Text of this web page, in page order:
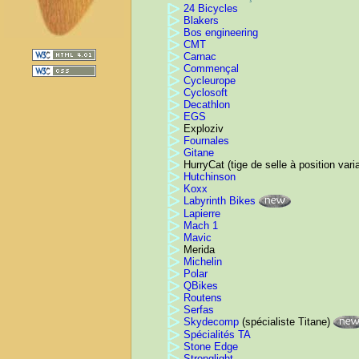
24 Bicycles
Blakers
Bos engineering
CMT
Carnac
Commençal
Cycleurope
Cyclosoft
Decathlon
EGS
Exploziv
Fournales
Gitane
HurryCat (tige de selle à position
Hutchinson
Koxx
Labyrinth Bikes
Lapierre
Mach 1
Mavic
Merida
Michelin
Polar
QBikes
Routens
Serfas
Skydecomp (spécialiste Titane)
Spécialités TA
Stone Edge